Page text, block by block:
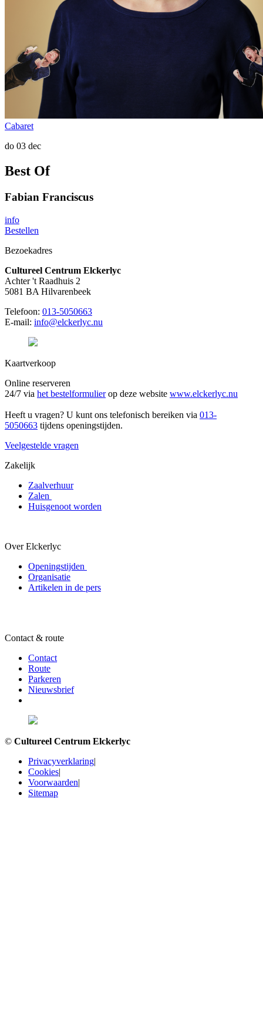
Cabaret
do 03 dec
Best Of
Fabian Franciscus
info
Bestellen
Bezoekadres
Cultureel Centrum Elckerlyc
Achter 't Raadhuis 2
5081 BA Hilvarenbeek
Telefoon: 013-5050663
E-mail: info@elckerlyc.nu
Kaartverkoop
Online reserveren
24/7 via het bestelformulierop deze website www.elckerlyc.nu
Heeft u vragen? U kunt ons telefonisch bereiken via 013-
5050663 tijdens openingstijden.
Veelgestelde vragen
Zakelijk
Zaalverhuur
Zalen
Huisgenoot worden
Over Elckerlyc
Openingstijden
Organisatie
Artikelen in de pers
Contact & route
Contact
Route
Parkeren
Nieuwsbrief
© Cultureel Centrum Elckerlyc
Privacyverklaring|
Cookies|
Voorwaarden|
Sitemap